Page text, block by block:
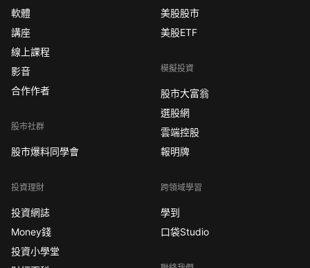
軟體
講座
線上課程
影音
合作作者
股市社群
股市爆料同學會
投資理財
投資網誌
Money錢
投資小學堂
美股股市
美股ETF
模擬投資
股市大富翁
選股網
雲端控股
報明牌
跨領域學習
學到
口袋Studio